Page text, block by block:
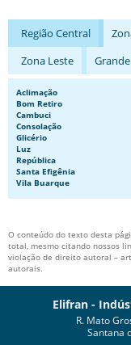
BOMBAS DE
BOMBAS NORMALIZADAS
BOMBAS PARA
BOMBAS PARA
BOMBAS PARA
COMPRAR BOMBA
COMPRAR BOMBA DE
MOTOBOMBA DE
Região Central
Zona Leste
Aclimação
Bom Retiro
Cambuci
Consolação
Glicério
Luz
República
Santa Efigênia
Vila Buarque
O conteúdo do texto desta
total, mesmo citando nossos
violação de direito autoral –
autorais.
Elifran -
R. Mato
Santana